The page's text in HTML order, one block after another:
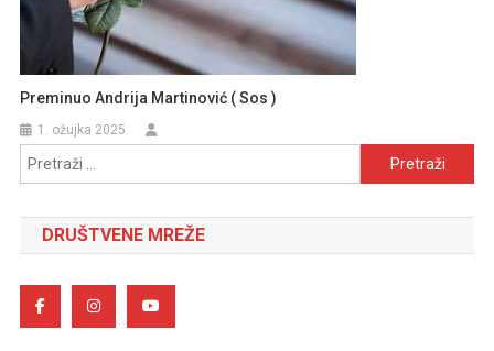
Preminuo Andrija Martinović ( Sos )
1. ožujka 2025.
Pretraži:
DRUŠTVENE MREŽE